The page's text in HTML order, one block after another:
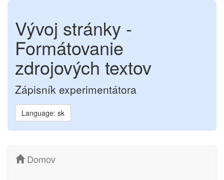
Vývoj stránky -
Formátovanie
zdrojových textov
Zápisník experimentátora
Language: sk
Domov